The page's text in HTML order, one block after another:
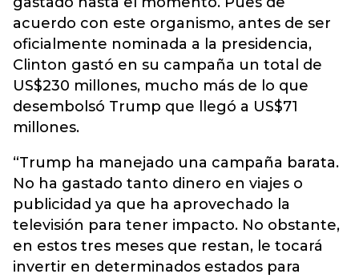
acuerdo con este organismo, antes de ser
oficialmente nominada a la presidencia,
Clinton gastó en su campaña un total de
US$230 millones, mucho más de lo que
desembolsó Trump que llegó a US$71
millones.
“Trump ha manejado una campaña barata.
No ha gastado tanto dinero en viajes o
publicidad ya que ha aprovechado la
televisión para tener impacto. No obstante,
en estos tres meses que restan, le tocará
invertir en determinados estados para